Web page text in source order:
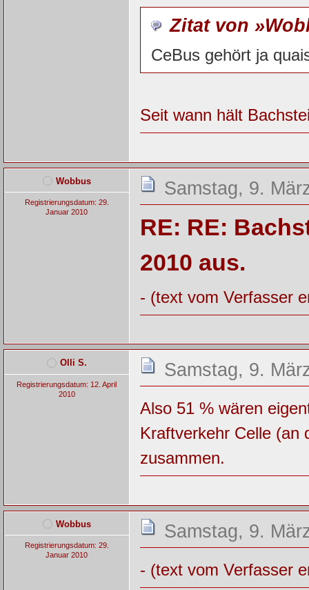
Zitat von
CeBus gehört ja
Seit wann hält
Wobbus
Registrierungsdatum: 29.
Januar 2010
Samstag, 9.
RE: RE:
2010 aus.
- (text vom Verfasser
Olli S.
Registrierungsdatum: 12. April
2010
Samstag, 9.
Also 51 % wären
Kraftverkehr Celle (an
zusammen.
Wobbus
Registrierungsdatum: 29.
Januar 2010
Samstag, 9.
- (text vom Verfasser